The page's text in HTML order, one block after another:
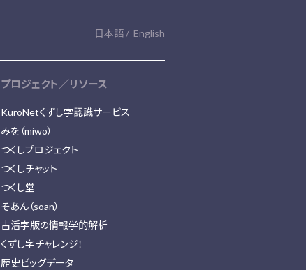
日本語 English
プロジェクト／リソース
KuroNetくずし字認識サービス
みを（miwo）
つくしプロジェクト
つくしチャット
つくし堂
そあん（soan）
古活字版の情報学的解析
くずし字チャレンジ！
歴史ビッグデータ